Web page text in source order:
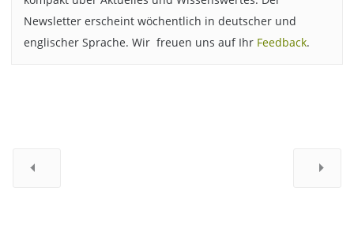
Newsletter erscheint wöchentlich in deutscher und
englischer Sprache. Wir freuen uns auf Ihr Feedback.